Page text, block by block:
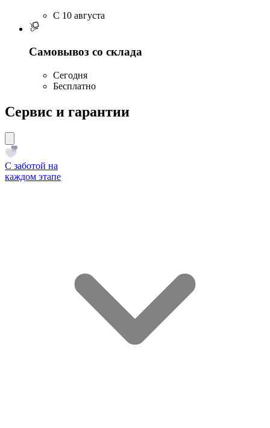
C 10 августа
Самовывоз со склада
Сегодня
Бесплатно
Сервис и гарантии
С заботой на
каждом этапе